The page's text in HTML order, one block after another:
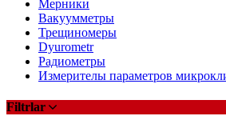
Мерники
Вакуумметры
Трещиномеры
Dyurometr
Радиометры
Измерителы параметров
Filtrlar